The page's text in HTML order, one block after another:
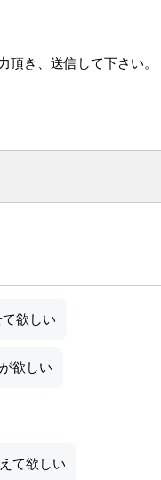
き、送信して下さい。
欲しい
欲しい
て欲しい